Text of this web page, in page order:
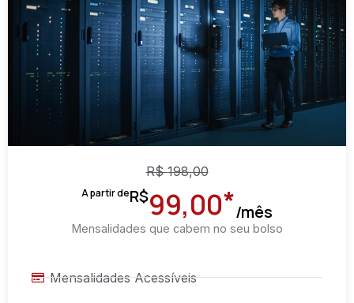
R$198,00
A partir deR$99,00*/mês
Mensalidades que cabem no seu bolso
Mensalidades Acessíveis